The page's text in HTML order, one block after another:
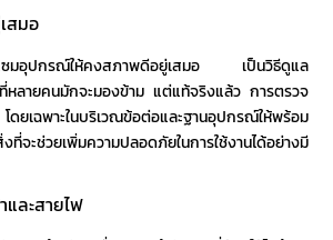
สมอ
แซมอุปกรณ์ให้คงสภาพดีอยู่เสมอ เป็นวิธีดูแล
ที่หลายคนมักจะมองข้าม แต่แท้จริงแล้ว การตรวจ
ดยเฉพาะในบริเวณข้อต่อและฐานอุปกรณ์ให้พร้อม
จะช่วยเพิ่มความปลอดภัยในการใช้งานได้อย่างมี
ละสายไฟ